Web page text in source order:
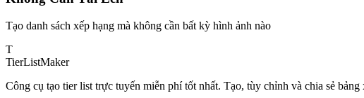
Tạo danh sách xếp hạng mà không cần bất kỳ hình ảnh nào
T
TierListMaker
Công cụ tạo tier list trực tuyến miễn phí tốt nhất. Tạo, tùy chỉnh và chia sẻ bảng